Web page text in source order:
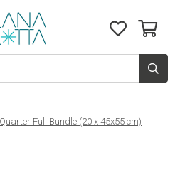
Full Bundle (20 x 45x55 cm)